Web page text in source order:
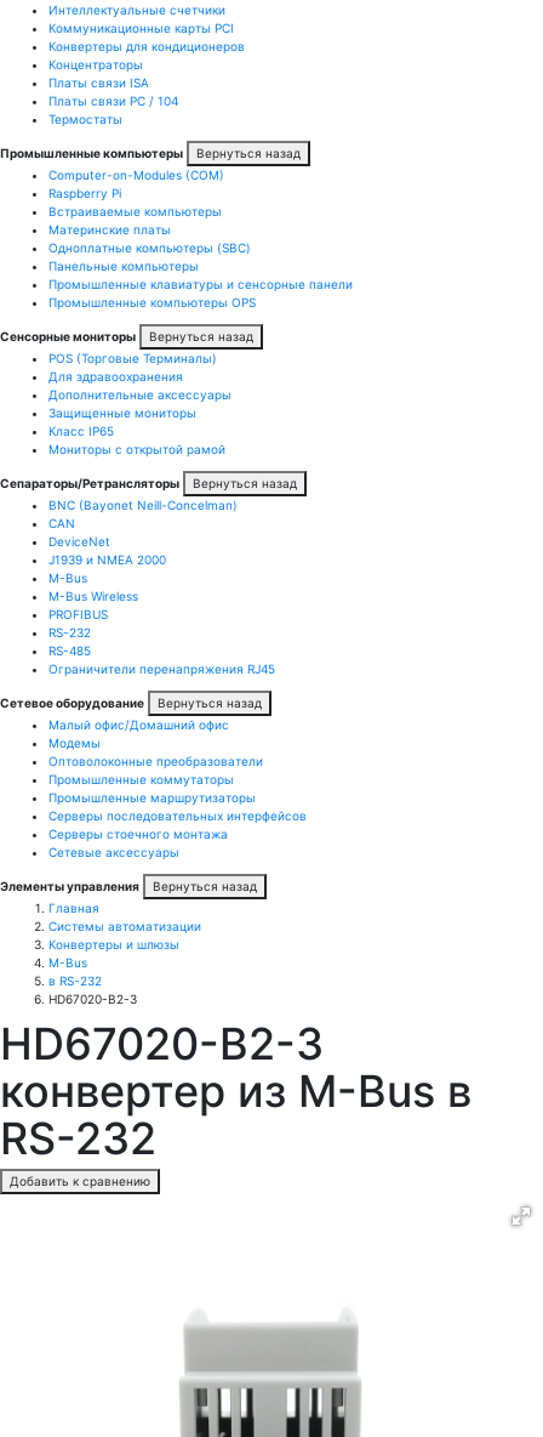
Интеллектуальные счетчики
Коммуникационные карты PCI
Конвертеры для кондиционеров
Концентраторы
Платы связи ISA
Платы связи PC / 104
Термостаты
Промышленные компьютеры
Вернуться назад
Computer-on-Modules (COM)
Raspberry Pi
Встраиваемые компьютеры
Материнские платы
Одноплатные компьютеры (SBC)
Панельные компьютеры
Промышленные клавиатуры и сенсорные панели
Промышленные компьютеры OPS
Сенсорные мониторы
Вернуться назад
POS (Торговые Терминалы)
Для здравоохранения
Дополнительные аксессуары
Защищенные мониторы
Класс IP65
Мониторы с открытой рамой
Сепараторы/Ретрансляторы
Вернуться назад
BNC (Bayonet Neill-Concelman)
CAN
DeviceNet
J1939 и NMEA 2000
M-Bus
M-Bus Wireless
PROFIBUS
RS-232
RS-485
Ограничители перенапряжения RJ45
Сетевое оборудование
Вернуться назад
Малый офис/Домашний офис
Модемы
Оптоволоконные преобразователи
Промышленные коммутаторы
Промышленные маршрутизаторы
Серверы последовательных интерфейсов
Серверы стоечного монтажа
Сетевые аксессуары
Элементы управления
Вернуться назад
Главная
Системы автоматизации
Конвертеры и шлюзы
M-Bus
в RS-232
HD67020-B2-3
HD67020-B2-3
конвертер из M-Bus в
RS-232
Добавить к сравнению